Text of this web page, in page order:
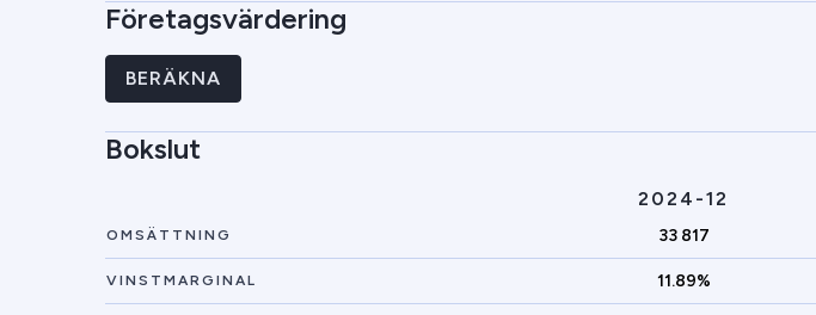
Företagsvärdering
BERÄKNA
Bokslut
2024-12
OMSÄTTNING 33 817
VINSTMARGINAL 11.89%